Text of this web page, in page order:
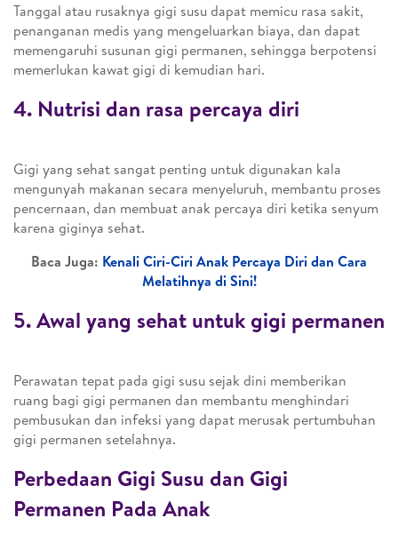
Tanggal atau rusaknya gigi susu dapat memicu rasa sakit,
penanganan medis yang mengeluarkan biaya, dan dapat
memengaruhi susunan gigi permanen, sehingga berpotensi
memerlukan kawat gigi di kemudian hari.
4. Nutrisi dan rasa percaya diri
Gigi yang sehat sangat penting untuk digunakan kala
mengunyah makanan secara menyeluruh, membantu proses
pencernaan, dan membuat anak percaya diri ketika senyum
karena giginya sehat.
Baca Juga: Kenali Ciri-Ciri Anak Percaya Diri dan Cara
Melatihnya di Sini!
5. Awal yang sehat untuk gigi permanen
Perawatan tepat pada gigi susu sejak dini memberikan
ruang bagi gigi permanen dan membantu menghindari
pembusukan dan infeksi yang dapat merusak pertumbuhan
gigi permanen setelahnya.
Perbedaan Gigi Susu dan Gigi
Permanen Pada Anak